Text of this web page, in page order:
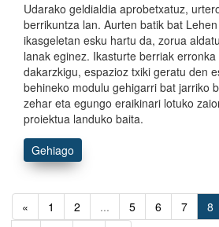
Udarako geldialdia aprobetxatuz,
berrikuntza lan. Aurten batik bat
ikasgeletan esku hartu da, zorua
lanak eginez. Ikasturte berriak
dakarzkigu, espazioz txiki geratu den
behineko modulu gehigarri bat jarriko
zehar eta egungo eraikinari lotuko
proiektua landuko baita.
Gehiago
« 1 2 ... 5 6 7 8